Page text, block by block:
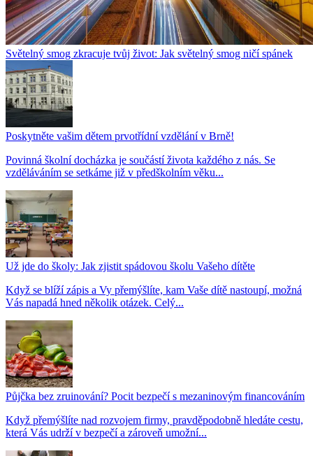
Světelný smog zkracuje tvůj život: Jak světelný smog ničí spánek
Poskytněte vašim dětem prvotřídní vzdělání v Brně!
Povinná školní docházka je součástí života každého z nás. Se
vzděláváním se setkáme již v předškolním věku...
Už jde do školy: Jak zjistit spádovou školu Vašeho dítěte
Když se blíží zápis a Vy přemýšlíte, kam Vaše dítě nastoupí, možná
Vás napadá hned několik otázek. Celý...
Půjčka bez zruinování? Pocit bezpečí s mezaninovým financováním
Když přemýšlíte nad rozvojem firmy, pravděpodobně hledáte cestu,
která Vás udrží v bezpečí a zároveň umožní...